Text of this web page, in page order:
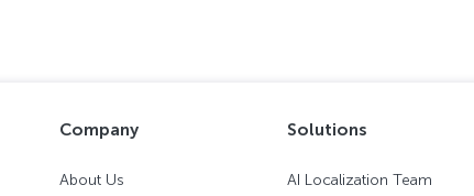
Company
About Us
Solutions
AI Localization Team